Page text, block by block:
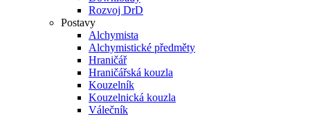
Rozvoj DrD
Postavy
Alchymista
Alchymistické předměty
Hraničář
Hraničářská kouzla
Kouzelník
Kouzelnická kouzla
Válečník